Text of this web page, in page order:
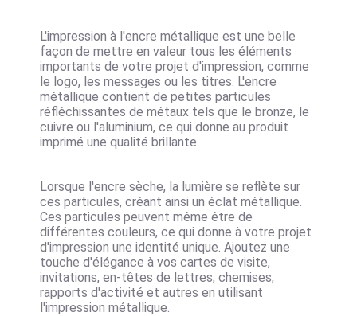
L'impression à l'encre métallique est une belle
façon de mettre en valeur tous les éléments
importants de votre projet d'impression, comme
le logo, les messages ou les titres. L'encre
métallique contient de petites particules
réfléchissantes de métaux tels que le bronze, le
cuivre ou l'aluminium, ce qui donne au produit
imprimé une qualité brillante.
Lorsque l'encre sèche, la lumière se reflète sur
ces particules, créant ainsi un éclat métallique.
Ces particules peuvent même être de
différentes couleurs, ce qui donne à votre projet
d'impression une identité unique. Ajoutez une
touche d'élégance à vos cartes de visite,
invitations, en-têtes de lettres, chemises,
rapports d'activité et autres en utilisant
l'impression métallique.